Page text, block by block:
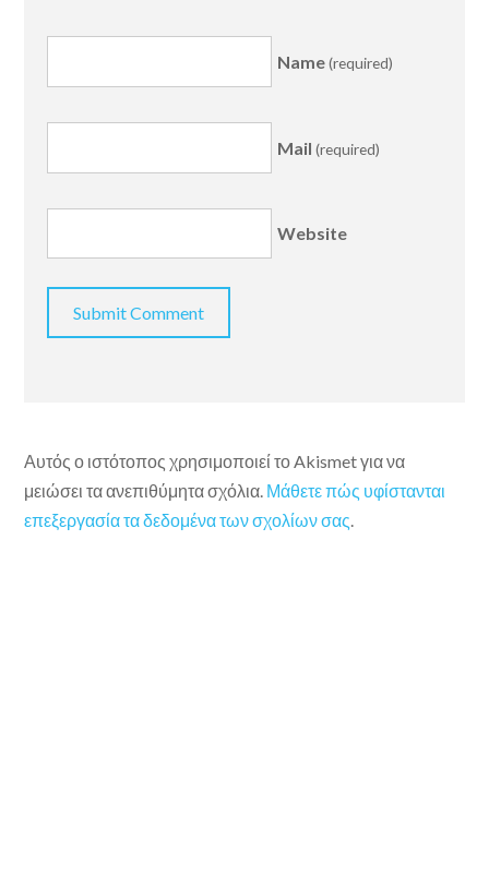
Name(required)
Mail (required)
Website
Αυτός ο ιστότοπος χρησιμοποιεί το Akismet για να
μειώσει τα ανεπιθύμητα σχόλια. Μάθετε πώς υφίστανται
επεξεργασία τα δεδομένα των σχολίων σας.